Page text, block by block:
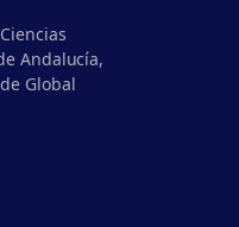
Andalucía,
Global